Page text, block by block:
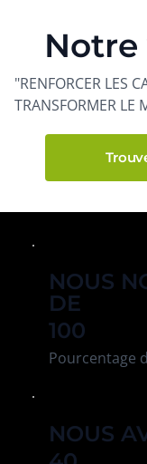
Notre
"RENFORCER LES
TRANSFORMER LE
NOUS
DE
100
Pourcentage
NOUS